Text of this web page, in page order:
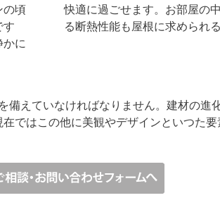
の頃
す
かに
快適に過ごせます。お部屋の
る断熱性能も屋根に求められ
備えていなければなりません。建材の進
ではこの他に美観やデザインといつた要